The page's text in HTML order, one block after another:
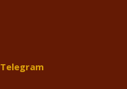
Telegram